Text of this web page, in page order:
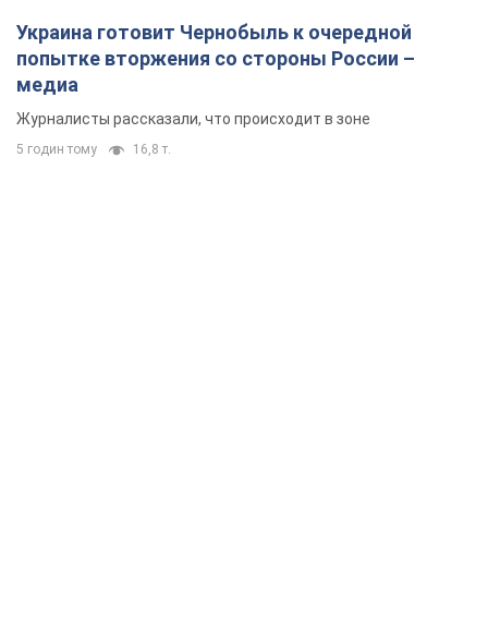
Украина готовит Чернобыль к очередной
попытке вторжения со стороны России –
медиа
Журналисты рассказали, что происходит в зоне
5 годин тому 16,8 т.